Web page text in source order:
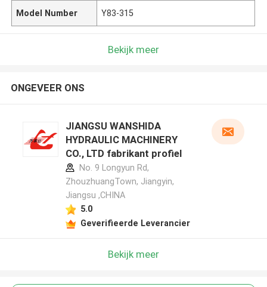
Model Number Y83-315
Bekijk meer
ONGEVEER ONS
JIANGSU WANSHIDA
HYDRAULIC MACHINERY
CO., LTD fabrikant profiel
No. 9 Longyun Rd,
ZhouzhuangTown, Jiangyin,
Jiangsu ,CHINA
5.0
Geverifieerde Leverancier
Bekijk meer